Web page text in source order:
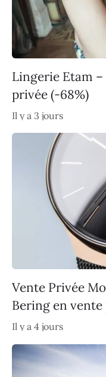
Lingerie Etam
privée (-68%)
Il y a 3 jours
Vente Privée
Bering en
Il y a 4 jours